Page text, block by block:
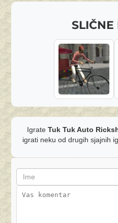
SLIČNE
Igrate Tuk Tuk Auto
igrati neku od drugih sjajnih